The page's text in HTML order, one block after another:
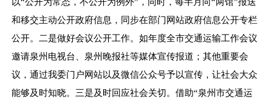
和移交主动公开政府信息，同步在部门网站政府信息公开专栏
公开。
二是做好会议公开工作。如年度全市交通运输工作会议
邀请泉州电视台、泉州晚报社等媒体宣传报道；其他重要会
议，通过我委门户网站以及微信公众号予以宣传，让社会大众
能够及时知晓。三是及时回应社会关切。借助“泉州市交通运